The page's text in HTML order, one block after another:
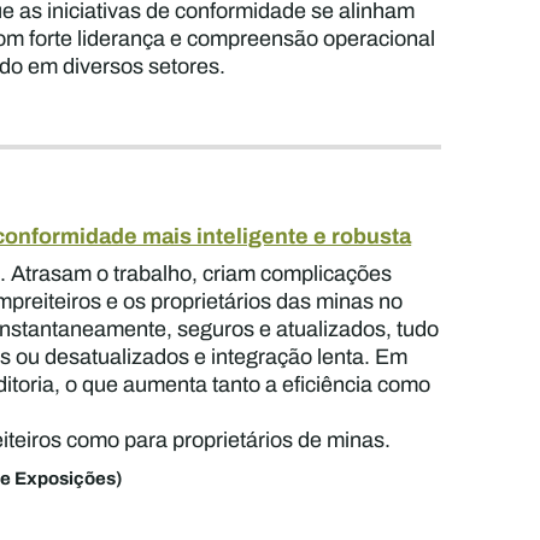
as iniciativas de conformidade se alinham
forte liderança e compreensão operacional
em diversos setores.
mais inteligente e robusta
o trabalho, criam complicações
e os proprietários das minas no
seguros e atualizados, tudo
ou desatualizados e integração lenta. Em
o que aumenta tanto a eficiência como
como para proprietários de minas.
Exposições)